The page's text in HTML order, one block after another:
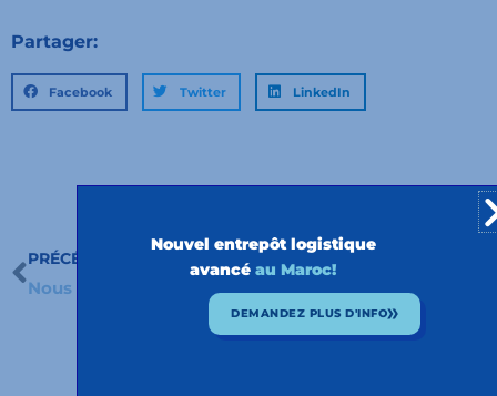
Partager:
Facebook Twitter LinkedIn
Précédent
PRÉCÉDENT
Nous lançons notre premier Duotrailer
Nouvel entrepôt logistique
avancéau Maroc!
DEMANDEZ PLUS D'INFO